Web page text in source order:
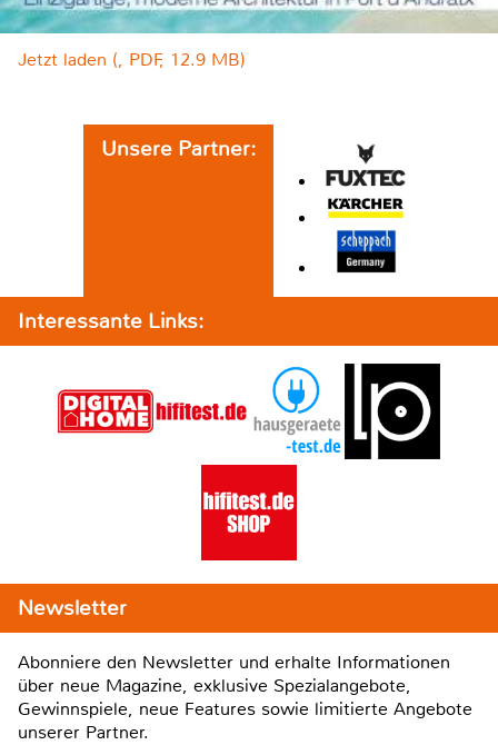
Jetzt laden (, PDF, 12.9 MB)
Unsere Partner:
Interessante Links:
Newsletter
Abonniere den Newsletter und erhalte Informationen
über neue Magazine, exklusive Spezialangebote,
Gewinnspiele, neue Features sowie limitierte Angebote
unserer Partner.